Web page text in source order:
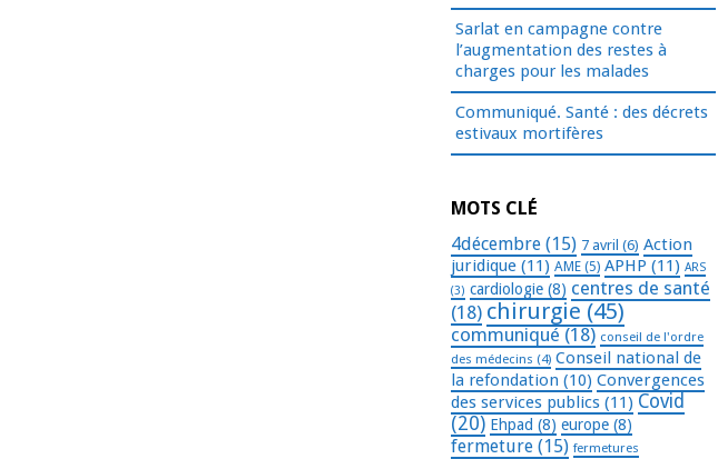
Sarlat en campagne contre
l’augmentation des restes à
charges pour les malades
Communiqué. Santé : des décrets
estivaux mortifères
MOTS CLÉ
4décembre (15) 7 avril (6) Action
juridique (11) AME (5) APHP (11) ARS
(3) cardiologie (8) centres de santé
(18) chirurgie (45)
communiqué (18) conseil de l'ordre
des médecins (4) Conseil national de
la refondation (10) Convergences
des services publics (11) Covid
(20) Ehpad (8) europe (8)
fermeture (15) fermetures